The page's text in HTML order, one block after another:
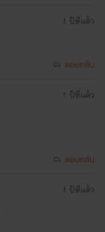
1 ปีที่แล้ว
ตอบกลับ
1 ปีที่แล้ว
ตอบกลับ
1 ปีที่แล้ว